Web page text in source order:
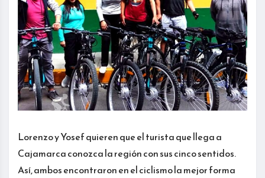
Lorenzo y Yosef quieren que el turista que llega a
Cajamarca conozca la región con sus cinco sentidos.
Así, ambos encontraron en el ciclismo la mejor forma